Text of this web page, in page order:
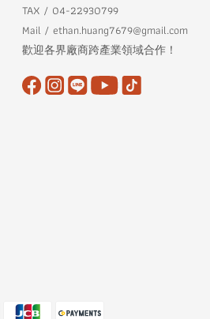
TAX / 04-22930799
Mail / ethan.huang7679@gmail.com
歡迎各界廠商跨產業領域合作！